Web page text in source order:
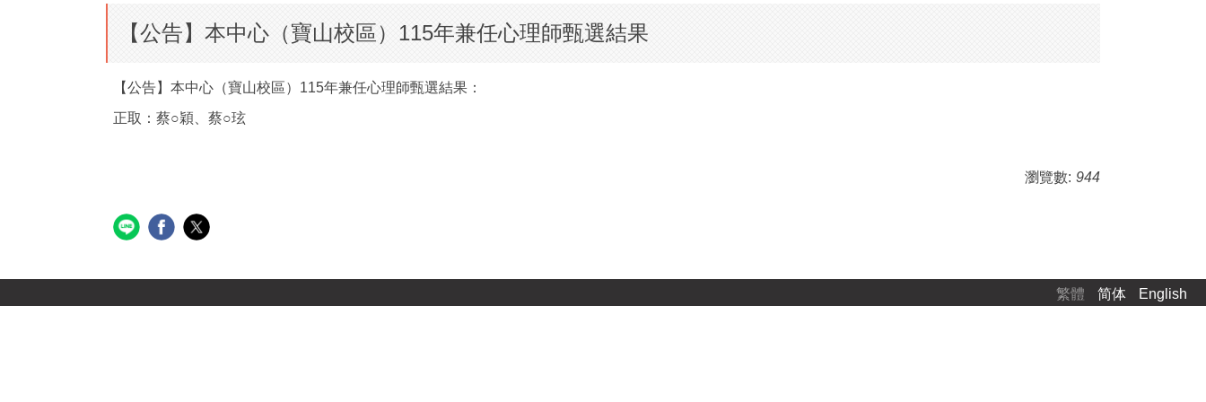
【公告】本中心（寶山校區）115年兼任心理師甄選結果
【公告】本中心（寶山校區）115年兼任心理師甄選結果：
正取：蔡○穎、蔡○玹
瀏覽數: 944
繁體 简体 English